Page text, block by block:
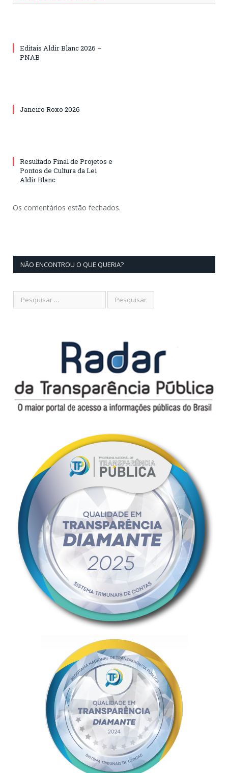
Editais Aldir Blanc 2026 –
PNAB
Janeiro Roxo 2026
Resultado Final de Projetos e
Pontos de Cultura da Lei
Aldir Blanc
Os comentários estão fechados.
NÃO ENCONTROU O QUE QUERIA?